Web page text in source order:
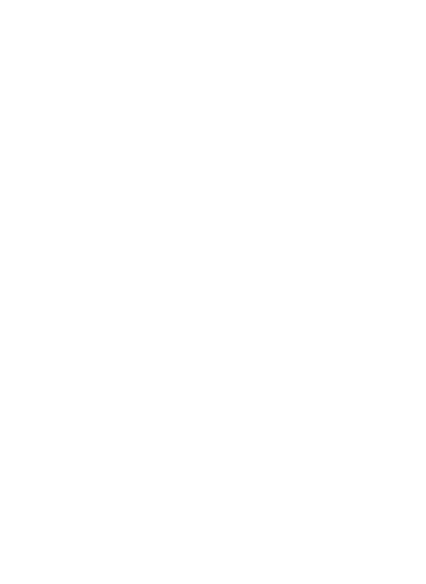
del gasto público del que somos los
de gasto público teniendo en
compromiso de cumplir los 17
crisis.
zonas verdes.